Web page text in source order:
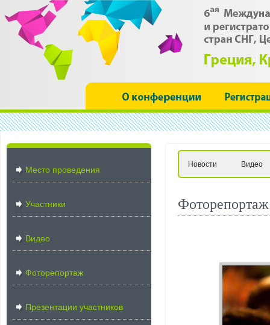
Место проведения
Участники
Видео
Фоторепортаж
Презентации участников
Новости Видео
Фоторепортаж